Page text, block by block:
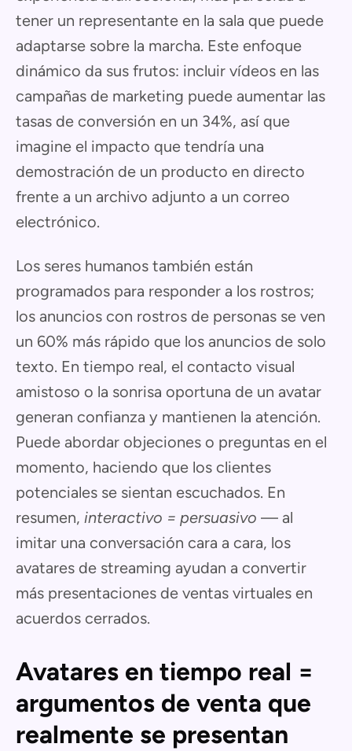
tener un representante en la sala que puede
adaptarse sobre la marcha. Este enfoque
dinámico da sus frutos: incluir vídeos en las
campañas de marketing puede aumentar las
tasas de conversión en un 34%, así que
imagine el impacto que tendría una
demostración de un producto en directo
frente a un archivo adjunto a un correo
electrónico.
Los seres humanos también están
programados para responder a los rostros;
los anuncios con rostros de personas se ven
un 60% más rápido que los anuncios de solo
texto. En tiempo real, el contacto visual
amistoso o la sonrisa oportuna de un avatar
generan confianza y mantienen la atención.
Puede abordar objeciones o preguntas en el
momento, haciendo que los clientes
potenciales se sientan escuchados. En
resumen, interactivo = persuasivo — al
imitar una conversación cara a cara, los
avatares de streaming ayudan a convertir
más presentaciones de ventas virtuales en
acuerdos cerrados.
Avatares en tiempo real =
argumentos de venta que
realmente se presentan